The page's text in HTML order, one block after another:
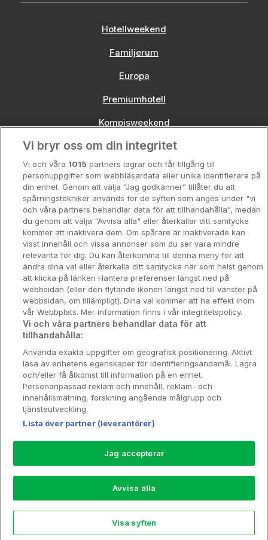
Hotellweekend
Familjerum
Europa
Premiumhotell
Kompisweekend
Storstadsweekend
Hotellrum under 995 kr
Spahotell
Sydsverige
Om Hotellpremien
Nya hotell
Stadsweekend
Booking Enquiries:
Hotellsupport:scandinavian@digibreaks.com
Hotellpremien.se av en del av Coop
Sverige. Coop Sverige 171 88 Solna,
Telefon: 010-742 00 00, Org.nr: 556710-
Läs mer om Coops Partnererbjudande:
www.coop.se/medlem/partnererbjudande
Explore Rea My Trips Profile
Vi bryr oss om din integritet
Vi och våra 1015 partners lagrar och får tillgång till
personuppgifter som webbläsardata eller unika identifierare på
din enhet. Genom att välja ”Jag godkänner” tillåter du att
spårningstekniker används för de syften som anges under "vi
och våra partners behandlar data för att tillhandahålla", medan
du genom att välja "Avvisa alla" eller återkallar ditt samtycke
kommer att inaktivera dem. Om spårare är inaktiverade kan
visst innehåll och vissa annonser som du ser vara mindre
relevanta för dig. Du kan återkomma till denna meny för att
ändra dina val eller återkalla ditt samtycke när som helst genom
att klicka på länken Hantera preferenser längst ned på
webbsidan (eller den flytande ikonen längst ned till vänster på
webbsidan, om tillämpligt). Dina val kommer att ha effekt inom
vår Webbplats. Mer information finns i vår integritetspolicy.
Vi och våra partners behandlar data för att
tillhandahålla:
Använda exakta uppgifter om geografisk positionering. Aktivt
läsa av enhetens egenskaper för identifieringsändamål. Lagra
och/eller få åtkomst till information på en enhet.
Personanpassad reklam och innehåll, reklam- och
innehållsmätning, forskning angående målgrupp och
tjänsteutveckling.
Lista över partner (leverantörer)
Jag accepterar
Avvisa alla
Visa syften